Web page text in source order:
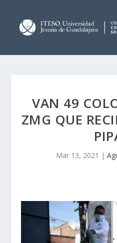
VAN 49
ZMG QUE
Mar 13, 2021 |